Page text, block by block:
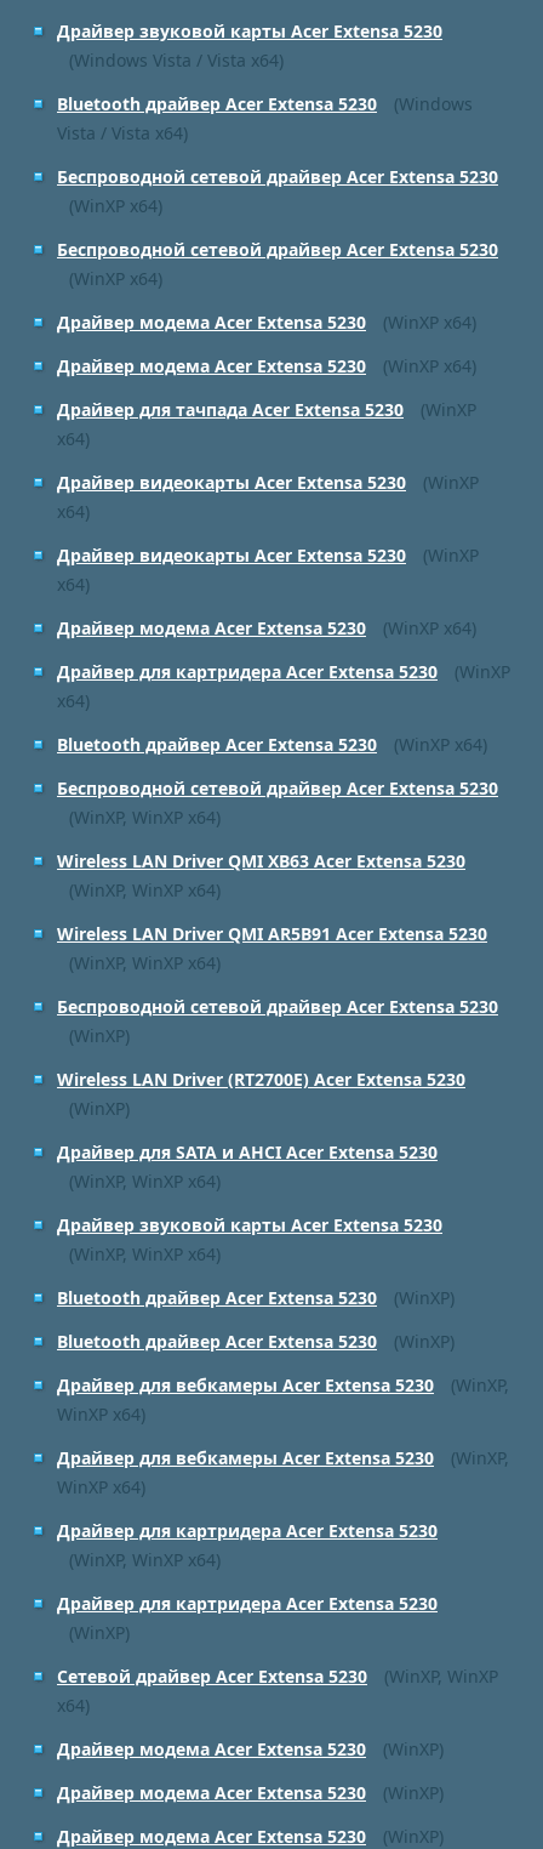
Драйвер звуковой карты Acer Extensa 5230
(Windows Vista / Vista x64)
Bluetooth драйвер Acer Extensa 5230
(Windows
Vista / Vista x64)
Беспроводной сетевой драйвер Acer Extensa 5230
(WinXP x64)
Беспроводной сетевой драйвер Acer Extensa 5230
(WinXP x64)
Драйвер модема Acer Extensa 5230
(WinXP x64)
Драйвер модема Acer Extensa 5230
(WinXP x64)
Драйвер для тачпада Acer Extensa 5230
(WinXP
x64)
Драйвер видеокарты Acer Extensa 5230
(WinXP
x64)
Драйвер видеокарты Acer Extensa 5230
(WinXP
x64)
Драйвер модема Acer Extensa 5230
(WinXP x64)
Драйвер для картридера Acer Extensa 5230
(WinXP
x64)
Bluetooth драйвер Acer Extensa 5230
(WinXP x64)
Беспроводной сетевой драйвер Acer Extensa 5230
(WinXP, WinXP x64)
Wireless LAN Driver QMI XB63 Acer Extensa 5230
(WinXP, WinXP x64)
Wireless LAN Driver QMI AR5B91 Acer Extensa 5230
(WinXP, WinXP x64)
Беспроводной сетевой драйвер Acer Extensa 5230
(WinXP)
Wireless LAN Driver (RT2700E) Acer Extensa 5230
(WinXP)
Драйвер для SATA и AHCI Acer Extensa 5230
(WinXP, WinXP x64)
Драйвер звуковой карты Acer Extensa 5230
(WinXP, WinXP x64)
Bluetooth драйвер Acer Extensa 5230
(WinXP)
Bluetooth драйвер Acer Extensa 5230
(WinXP)
Драйвер для вебкамеры Acer Extensa 5230
(WinXP,
WinXP x64)
Драйвер для вебкамеры Acer Extensa 5230
(WinXP,
WinXP x64)
Драйвер для картридера Acer Extensa 5230
(WinXP, WinXP x64)
Драйвер для картридера Acer Extensa 5230
(WinXP)
Сетевой драйвер Acer Extensa 5230
(WinXP, WinXP
x64)
Драйвер модема Acer Extensa 5230
(WinXP)
Драйвер модема Acer Extensa 5230
(WinXP)
Драйвер модема Acer Extensa 5230
(WinXP)